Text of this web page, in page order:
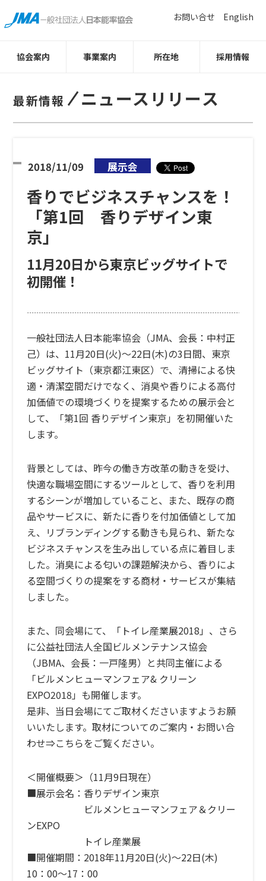
協会案内 事業案内 所在地 採用情報
お問い合せ English
最新情報 ニュースリリース
香りでビジネスチャンスを！
「第1回 香りデザイン東
京」
11月20日から東京ビッグサイトで
初開催！
2018/11/09 展示会
一般社団法人日本能率協会（JMA、会長：中村正
己）は、11月20日(火)～22日(木)の3日間、東京
ビッグサイト（東京都江東区）で、清掃による快
適・清潔空間だけでなく、消臭や香りによる高付
加価値での環境づくりを提案するための展示会と
して、「第1回 香りデザイン東京」を初開催いた
します。
背景としては、昨今の働き方改革の動きを受け、
快適な職場空間にするツールとして、香りを利用
するシーンが増加していること、また、既存の商
品やサービスに、新たに香りを付加価値として加
え、リブランディングする動きも見られ、新たな
ビジネスチャンスを生み出している点に着目しま
した。消臭による匂いの課題解決から、香りによ
る空間づくりの提案をする商材・サービスが集結
しました。
また、同会場にて、「トイレ産業展2018」、さら
に公益社団法人全国ビルメンテナンス協会
（JBMA、会長：一戸隆男）と共同主催による
「ビルメンヒューマンフェア& クリーン
EXPO2018」も開催します。
是非、当日会場にてご取材くださいますようお願
いいたします。 取材についてのご案内・お問い合
わせ⇒こちらをご覧ください。
＜開催概要＞（11月9日現在）
■展示会名： 香りデザイン東京
ビルメンヒューマンフェア＆クリー
ンEXPO
トイレ産業展
■開催期間：2018年11月20日(火)～22日(木)
10：00～17：00